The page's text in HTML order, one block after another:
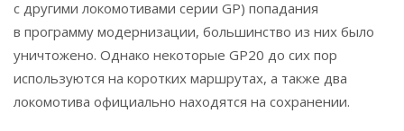
с другими локомотивами серии GP) попадания
в программу модернизации, большинство из них было
уничтожено. Однако некоторые GP20 до сих пор
используются на коротких маршрутах, а также два
локомотива официально находятся на сохранении.